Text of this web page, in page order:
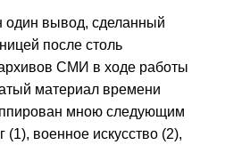
один вывод, сделанный
после столь
СМИ в ходе работы
материал времени
мною следующим
(1), военное искусство (2),